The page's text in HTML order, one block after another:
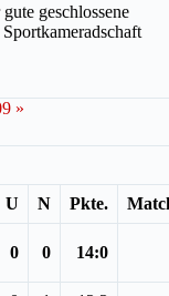
geschlossene
»
U N Pkte.
0 0 14:0